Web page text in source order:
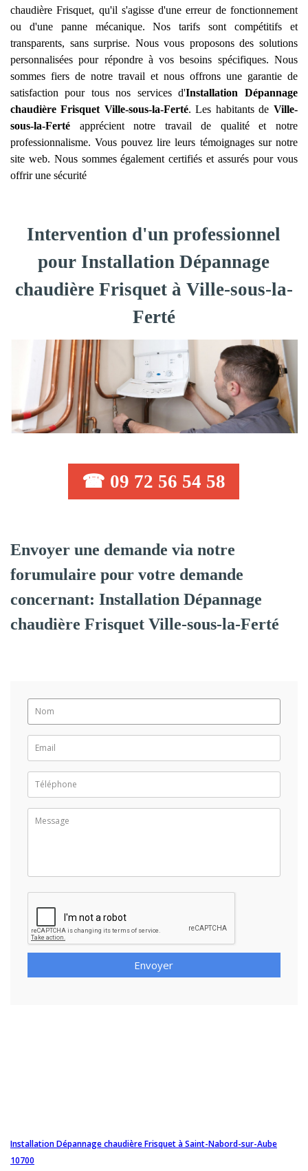
chaudière Frisquet, qu'il s'agisse d'une erreur de fonctionnement
ou d'une panne mécanique. Nos tarifs sont compétitifs et
transparents, sans surprise. Nous vous proposons des solutions
personnalisées pour répondre à vos besoins spécifiques. Nous
sommes fiers de notre travail et nous offrons une garantie de
satisfaction pour tous nos services d'Installation Dépannage
chaudière Frisquet Ville-sous-la-Ferté. Les habitants de Ville-
sous-la-Ferté apprécient notre travail de qualité et notre
professionnalisme. Vous pouvez lire leurs témoignages sur notre
site web. Nous sommes également certifiés et assurés pour vous
offrir une sécurité
Intervention d'un professionnel
pour Installation Dépannage
chaudière Frisquet à Ville-sous-la-
Ferté
☎ 09 72 56 54 58
Envoyer une demande via notre
forumulaire pour votre demande
concernant: Installation Dépannage
chaudière Frisquet Ville-sous-la-Ferté
Envoyer
Installation Dépannage chaudière Frisquet à Saint-Nabord-sur-Aube
10700